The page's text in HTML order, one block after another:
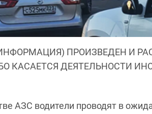
ПРОИЗВЕДЕН И
КАСАЕТСЯ ДЕЯТЕЛЬНОСТИ
АЗС водители проводят в